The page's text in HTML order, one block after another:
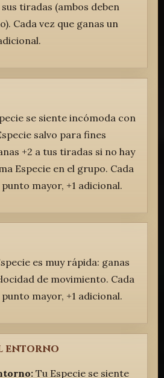
tiradas (ambos deben
Cada vez que ganas un
se siente incómoda con
salvo para fines
+2 a tus tiradas si no hay
Especie en el grupo. Cada
mayor, +1 adicional.
es muy rápida: ganas
de movimiento. Cada
mayor, +1 adicional.
entorno
Tu Especie se siente